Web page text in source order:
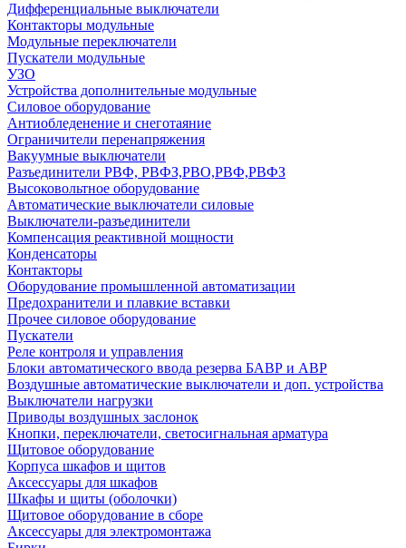
Дифференциальные выключатели
Контакторы модульные
Модульные переключатели
Пускатели модульные
УЗО
Устройства дополнительные модульные
Силовое оборудование
Антиобледенение и снеготаяние
Ограничители перенапряжения
Вакуумные выключатели
Разъединители РВФ, РВФЗ,РВО,РВФ,РВФЗ
Высоковольтное оборудование
Автоматические выключатели cиловые
Выключатели-разъединители
Компенсация реактивной мощности
Конденсаторы
Контакторы
Оборудование промышленной автоматизации
Предохранители и плавкие вставки
Прочее силовое оборудование
Пускатели
Реле контроля и управления
Блоки автоматического ввода резерва БАВР и АВР
Воздушные автоматические выключатели и доп. устройства
Выключатели нагрузки
Приводы воздушных заслонок
Кнопки, переключатели, светосигнальная арматура
Щитовое оборудование
Корпуса шкафов и щитов
Аксессуары для шкафов
Шкафы и щиты (оболочки)
Щитовое оборудование в сборе
Аксессуары для электромонтажа